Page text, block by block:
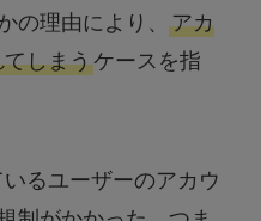
の理由により、 アカ
しまうケースを指
るユーザーのアカウ